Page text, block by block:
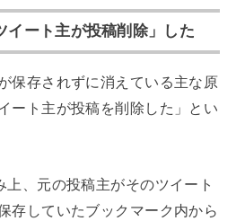
イート主が投稿削除」した
保存されずに消えている主な原
ート主が投稿を削除した」とい
上、元の投稿主がそのツイート
存していたブックマーク内から